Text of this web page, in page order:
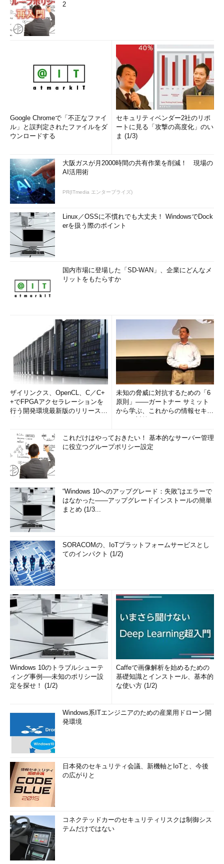
2
Google Chromeで「不正なファイ
ル」と誤判定されたファイルをダ
ウンロードする
セキュリティベンダー2社のリポ
ートに見る「攻撃の高度化」のい
ま (1/3)
大阪ガスが月2000時間の共有作業を削減！ 現場の
AI活用術
PR(ITmedia エンタープライズ)
Linux／OSSに不慣れでも大丈夫！ WindowsでDock
erを扱う際のポイント
国内市場に登場した「SD-WAN」、企業にどんなメ
リットをもたらすか
ザイリンクス、OpenCL、C／C+
+でFPGAアクセラレーションを
行う開発環境最新版のリリースを
未知の脅威に対抗するための「6
原則」――ガートナー サミット
から学ぶ、これからの情報セキュ
これだけはやっておきたい！ 基本的なサーバー管理
に役立つグループポリシー設定
“Windows 10へのアップグレード：失敗”はエラーで
はなかった――アップグレードインストールの簡単
まとめ (1/3...
SORACOMの、IoTプラットフォームサービスとし
てのインパクト (1/2)
Windows 10のトラブルシューテ
ィング事例──未知のポリシー設
定を探せ！ (1/2)
Caffeで画像解析を始めるための
基礎知識とインストール、基本的
な使い方 (1/2)
Windows系ITエンジニアのための産業用ドローン開
発環境
日本発のセキュリティ会議、新機軸とIoTと、今後
の広がりと
コネクテッドカーのセキュリティリスクは制御シス
テムだけではない